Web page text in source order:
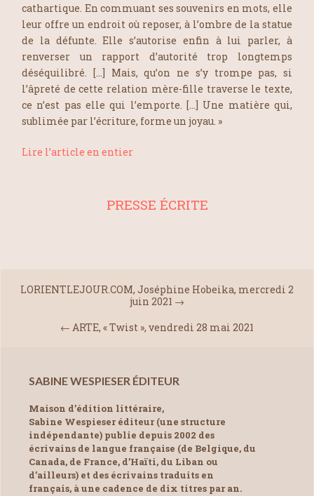
cathartique. En commuant ses souvenirs en mots, elle
leur offre un endroit où reposer, à l’ombre de la statue
de la défunte. Elle s’autorise enfin à lui parler, à
renverser un rapport d’autorité trop longtemps
déséquilibré. […] Mais, qu’on ne s’y trompe pas, si
l’âpreté de cette relation mère-fille traverse le texte,
ce n’est pas elle qui l’emporte. […] Une matière qui,
sublimée par l’écriture, forme un joyau. »
Lire l’article en entier
PRESSE ÉCRITE
LORIENTLEJOUR.COM, Joséphine Hobeika, mercredi 2
juin 2021 →
← ARTE, « Twist », vendredi 28 mai 2021
SABINE WESPIESER ÉDITEUR
Maison d’édition littéraire,
Sabine Wespieser éditeur (une structure
indépendante) publie depuis 2002 des
écrivains de langue française (de Belgique, du
Canada, de France, d’Haïti, du Liban ou
d’ailleurs) et des écrivains traduits en
français, à une cadence de dix titres par an.